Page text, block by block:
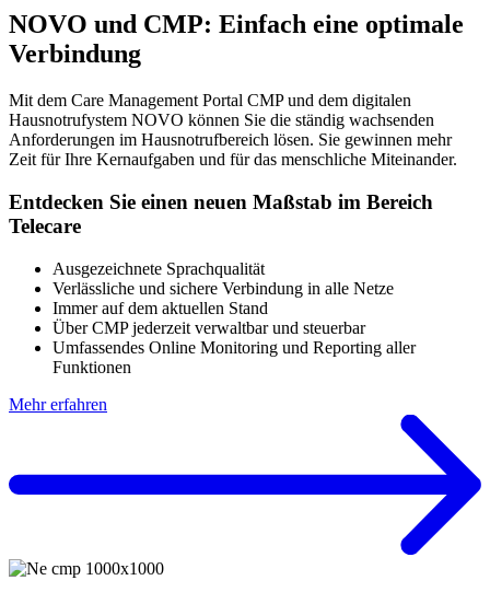
NOVO und CMP: Einfach eine optimale
Verbindung
Mit dem Care Management Portal CMP und dem digitalen
Hausnotrufystem NOVO können Sie die ständig wachsenden
Anforderungen im Hausnotrufbereich lösen. Sie gewinnen mehr
Zeit für Ihre Kernaufgaben und für das menschliche Miteinander.
Entdecken Sie einen neuen Maßstab im Bereich
Telecare
Ausgezeichnete Sprachqualität
Verlässliche und sichere Verbindung in alle Netze
Immer auf dem aktuellen Stand
Über CMP jederzeit verwaltbar und steuerbar
Umfassendes Online Monitoring und Reporting aller
Funktionen
Mehr erfahren